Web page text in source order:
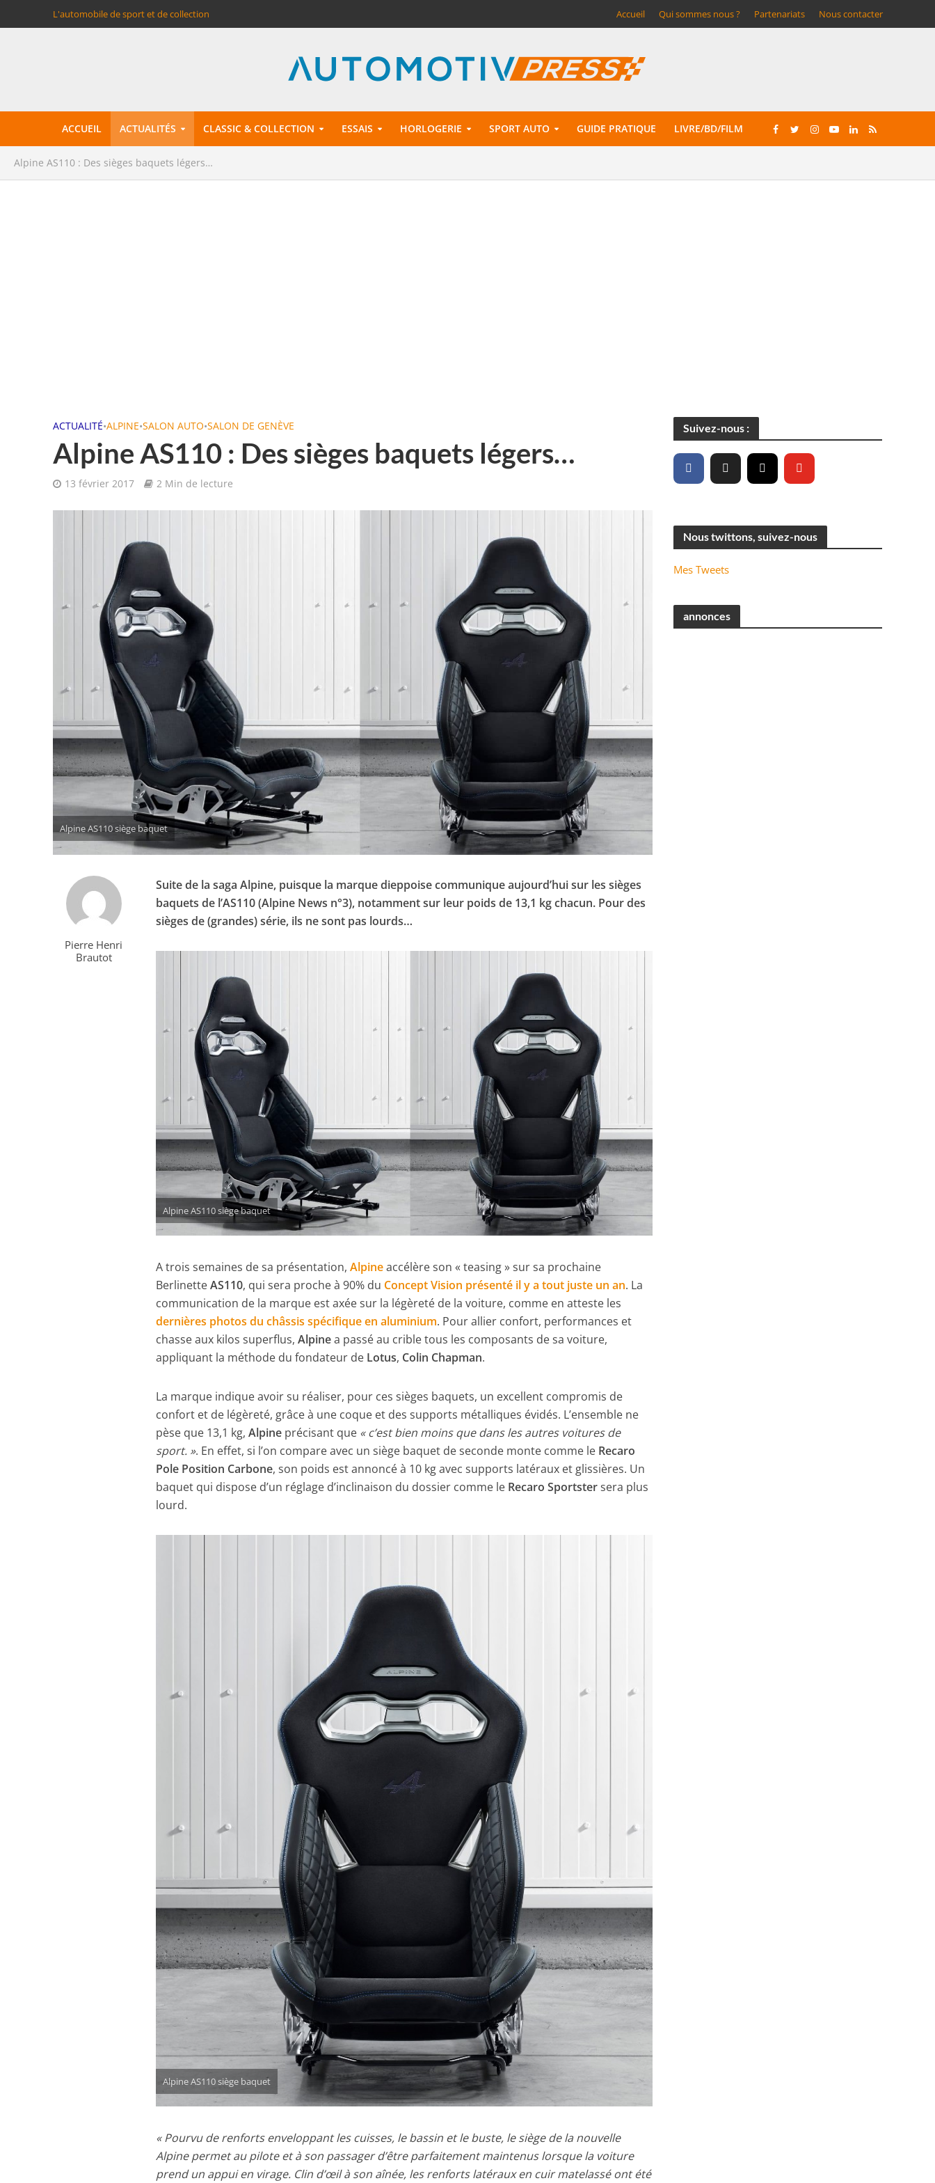
L'automobile de sport et de collection Accueil Qui sommes nous ? Partenariats Nous contacter
ACCUEIL ACTUALITÉS CLASSIC & COLLECTION ESSAIS HORLOGERIE SPORT AUTO GUIDE PRATIQUE LIVRE/BD/FILM
Alpine AS110 : Des sièges baquets légers…
ACTUALITÉ•ALPINE•SALON AUTO•SALON DE GENÈVE
Alpine AS110 : Des sièges baquets légers…
13 février 2017 2 Min de lecture
Alpine AS110 siège baquet
Pierre Henri
Brautot
Suite de la saga Alpine, puisque la marque dieppoise communique aujourd’hui sur les sièges
baquets de l’AS110 (Alpine News n°3), notamment sur leur poids de 13,1 kg chacun. Pour des
sièges de (grandes) série, ils ne sont pas lourds…
Alpine AS110 siège baquet
A trois semaines de sa présentation,Alpineaccélère son « teasing » sur sa prochaine
BerlinetteAS110, qui sera proche à 90% du Concept Vision présenté il y a tout juste un an. La
communication de la marque est axée sur la légèreté de la voiture, comme en atteste les
dernières photos du châssis spécifique en aluminium. Pour allier confort, performances et
chasse aux kilos superflus,Alpinea passé au crible tous les composants de sa voiture,
appliquant la méthode du fondateur de Lotus, Colin Chapman.
La marque indique avoir su réaliser, pour ces sièges baquets, un excellent compromis de
confort et de légèreté, grâce à une coque et des supports métalliques évidés. L’ensemble ne
pèse que 13,1 kg,Alpine précisant que « c’est bien moins que dans les autres voitures de
sport. ». En effet, si l’on compare avec un siège baquet de seconde monte comme le Recaro
Pole Position Carbone, son poids est annoncé à 10 kg avec supports latéraux et glissières. Un
baquet qui dispose d’un réglage d’inclinaison du dossier comme le Recaro Sportstersera plus
lourd.
Alpine AS110 siège baquet
« Pourvu de renforts enveloppant les cuisses, le bassin et le buste, le siège de la nouvelle
Alpine permet au pilote et à son passager d’être parfaitement maintenus lorsque la voiture
prend un appui en virage. Clin d’œil à son aînée, les renforts latéraux en cuir matelassé ont été
Suivez-nous :
Nous twittons, suivez-nous
Mes Tweets
annonces